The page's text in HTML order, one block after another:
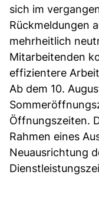
sich im
Rückmeldungen
mehrheitlich
Mitarbeitenden
effizientere
Ab dem 10.
Öffnungszeiten.
Rahmen eines
Neuausrichtung